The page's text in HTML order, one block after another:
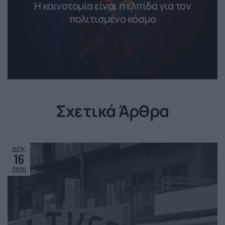
Η καινοτομία είναι η ελπίδα για τον
πολιτισμένο κόσμο
Σχετικά Άρθρα
ΔΕΚ
16
2020